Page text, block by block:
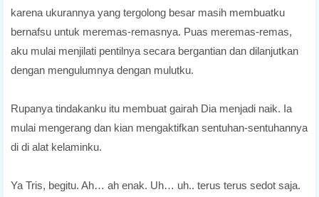
karena ukurannya yang tergolong besar masih membuatku
bernafsu untuk meremas-remasnya. Puas meremas-remas,
aku mulai menjilati pentilnya secara bergantian dan dilanjutkan
dengan mengulumnya dengan mulutku.
Rupanya tindakanku itu membuat gairah Dia menjadi naik. Ia
mulai mengerang dan kian mengaktifkan sentuhan-sentuhannya
di di alat kelaminku.
Ya Tris, begitu. Ah… ah enak. Uh… uh.. terus terus sedot saja.